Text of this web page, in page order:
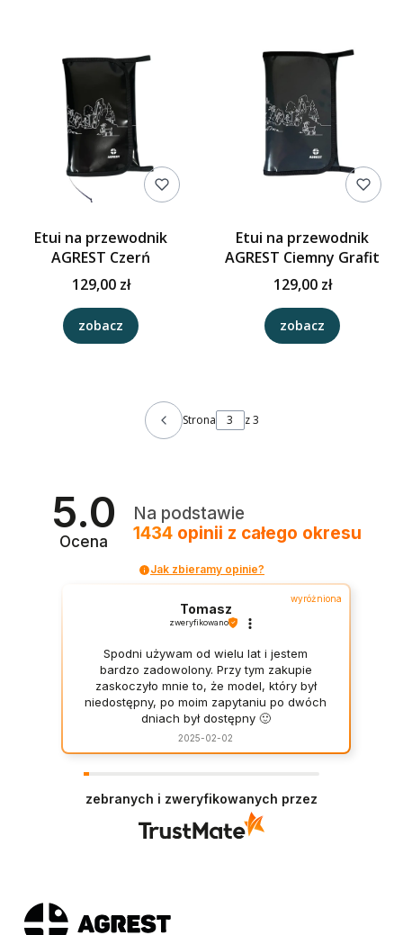
Etui na przewodnik
AGREST Czerń
129,00 zł
zobacz
Etui na przewodnik
AGREST Ciemny Grafit
129,00 zł
zobacz
Strona z 3
5.0
Ocena
Na podstawie
1434opinii z całego okresu
Jak zbieramy opinie?
wyróżniona
Tomasz
zweryfikowano
Spodni używam od wielu lat i jestem
bardzo zadowolony. Przy tym zakupie
zaskoczyło mnie to, że model, który był
niedostępny, po moim zapytaniu po dwóch
dniach był dostępny 🙂
2025-02-02
zebranych i zweryfikowanych przez